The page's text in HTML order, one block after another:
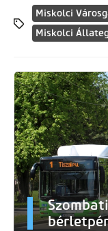
Miskolci
Miskolci